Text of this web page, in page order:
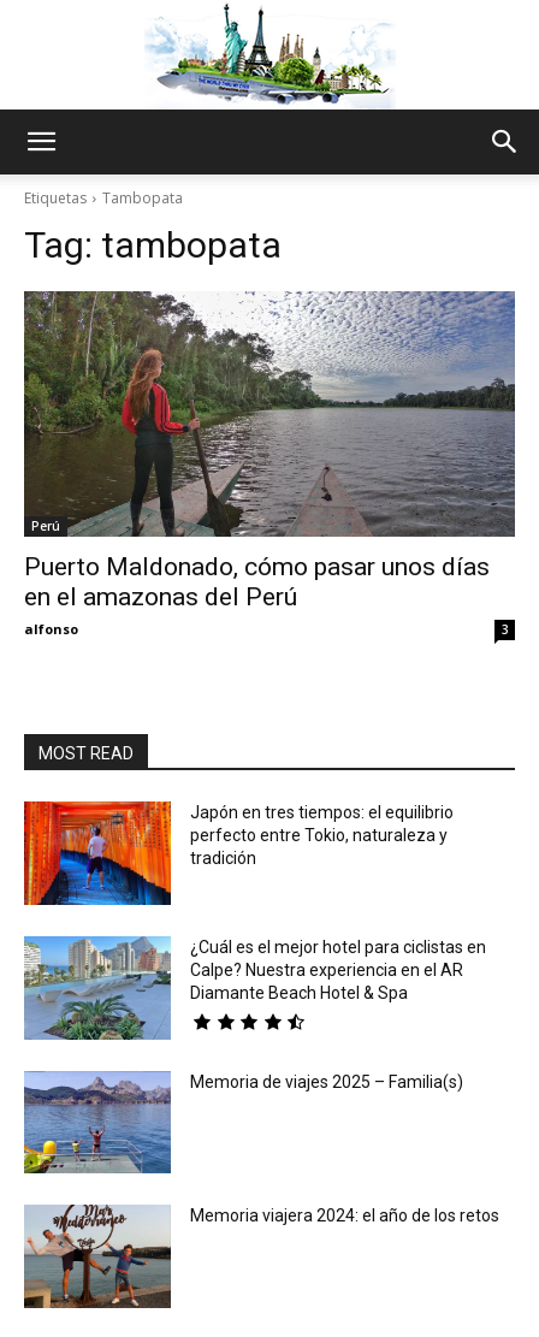
Thru
My
Eyes
Etiquetas Tambopata
Tag: tambopata
Perú
Puerto Maldonado, cómo pasar unos días
en el amazonas del Perú
alfonso 3
MOST READ
Japón en tres tiempos: el equilibrio
perfecto entre Tokio, naturaleza y
tradición
¿Cuál es el mejor hotel para ciclistas en
Calpe? Nuestra experiencia en el AR
Diamante Beach Hotel & Spa
Memoria de viajes 2025 – Familia(s)
Memoria viajera 2024: el año de los retos